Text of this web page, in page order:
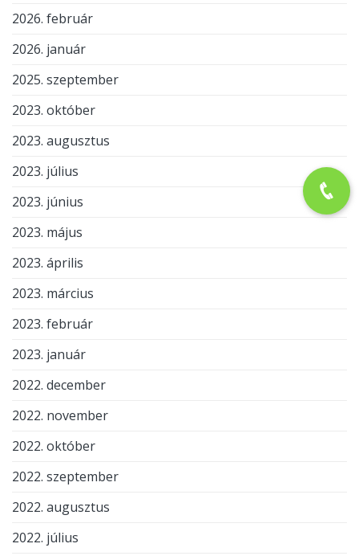
2026. február
2026. január
2025. szeptember
2023. október
2023. augusztus
2023. július
2023. június
2023. május
2023. április
2023. március
2023. február
2023. január
2022. december
2022. november
2022. október
2022. szeptember
2022. augusztus
2022. július